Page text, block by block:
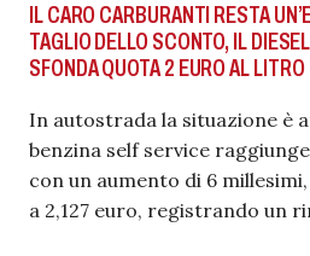
IL CARO CARBURANTI RESTA
TAGLIO DELLO SCONTO, IL
SFONDA QUOTA 2 EURO AL LITRO
In autostrada la situazione è
benzina self service
con un aumento di 6
a 2,127 euro, registrando un